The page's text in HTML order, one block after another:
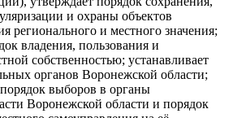
и охраны объектов
регионального и местного значения;
владения, пользования и
собственностью; устанавливает
органов Воронежской области;
выборов в органы
Воронежской области и порядок